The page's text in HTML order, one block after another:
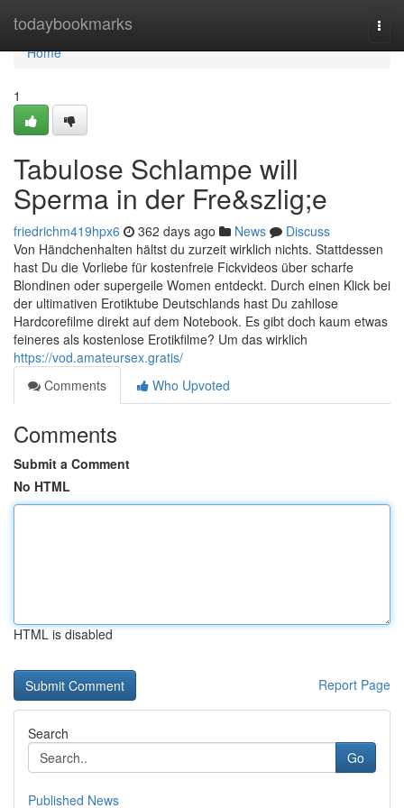
todaybookmarks
Home
Home
1
Tabulose Schlampe will
Sperma in der Fre&szlig;e
friedrichm419hpx6 362 days ago News
Discuss
Von Händchenhalten hältst du zurzeit wirklich nichts. Stattdessen
hast Du die Vorliebe für kostenfreie Fickvideos über scharfe
Blondinen oder supergeile Women entdeckt. Durch einen Klick bei
der ultimativen Erotiktube Deutschlands hast Du zahllose
Hardcorefilme direkt auf dem Notebook. Es gibt doch kaum etwas
feineres als kostenlose Erotikfilme? Um das wirklich
https://vod.amateursex.gratis/
Comments
Who Upvoted
Comments
Submit a Comment
No HTML
HTML is disabled
Report Page
Search
Go
Published News